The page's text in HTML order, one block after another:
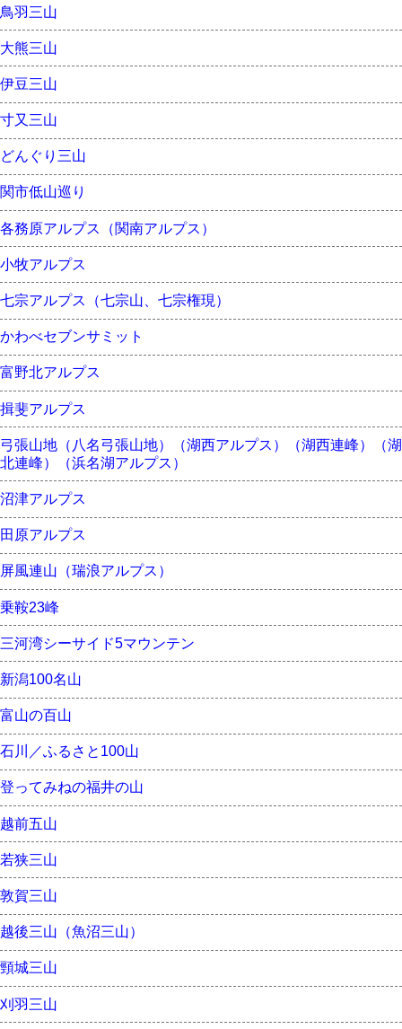
鳥羽三山
大熊三山
伊豆三山
寸又三山
どんぐり三山
関市低山巡り
各務原アルプス（関南アルプス）
小牧アルプス
七宗アルプス（七宗山、七宗権現）
かわべセブンサミット
富野北アルプス
揖斐アルプス
弓張山地（八名弓張山地）（湖西アルプス）（湖西連峰）（湖
北連峰）（浜名湖アルプス）
沼津アルプス
田原アルプス
屏風連山（瑞浪アルプス）
乗鞍23峰
三河湾シーサイド5マウンテン
新潟100名山
富山の百山
石川／ふるさと100山
登ってみねの福井の山
越前五山
若狭三山
敦賀三山
越後三山（魚沼三山）
頸城三山
刈羽三山